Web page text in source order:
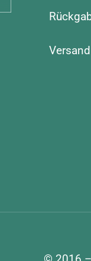
Versand